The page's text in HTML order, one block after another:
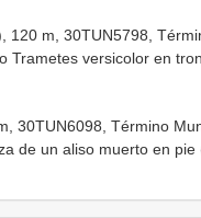
120 m, 30TUN5798,
Trametes versicolor en
30TUN6098, Término
de un aliso muerto en pie